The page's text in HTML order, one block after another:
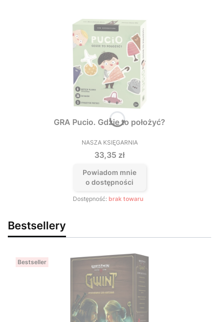
GRA Pucio. Gdzie to położyć?
PRODUCENT
NASZA KSIĘGARNIA
Cena
33,35 zł
Powiadom mnie
o dostępności
Dostępność: brak towaru
Bestsellery
Bestseller